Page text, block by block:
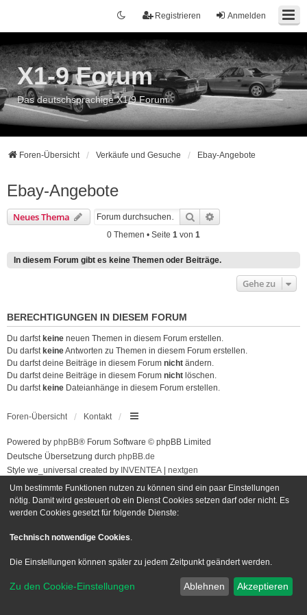
Anmelden
Registrieren
X1-9 Forum
Das deutschsprachige X1/9 Forum
Foren-Übersicht Verkäufe und Gesuche Ebay-Angebote
Ebay-Angebote
Neues Thema Suche
0 Themen • Seite 1 von 1
In diesem Forum gibt es keine Themen oder Beiträge.
Gehe zu
BERECHTIGUNGEN IN DIESEM FORUM
Du darfst keine neuen Themen in diesem Forum erstellen.
Du darfst keineAntworten zu Themen in diesem Forum erstellen.
Du darfst deine Beiträge in diesem Forum nicht ändern.
Du darfst deine Beiträge in diesem Forum nicht löschen.
Du darfst keine Dateianhänge in diesem Forum erstellen.
Foren-Übersicht Kontakt
Powered by phpBB® Forum Software © phpBB Limited
Deutsche Übersetzung durch phpBB.de
Style we_universal created by INVENTEA
nextgen
Datenschutz
| Nutzungsbedingungen
Um bestimmte Funktionen nutzen zu können sind ein paar Einstellungen
nötig. Damit wird gesteuert ob ein Dienst Cookies setzen darf oder nicht. Es
werden Cookies gesetzt für folgende Dienste:
Technisch notwendige Cookies.
Die Einstellungen können später zu jedem Zeitpunkt geändert werden.
Zu den Cookie-Einstellungen Ablehnen Akzeptieren